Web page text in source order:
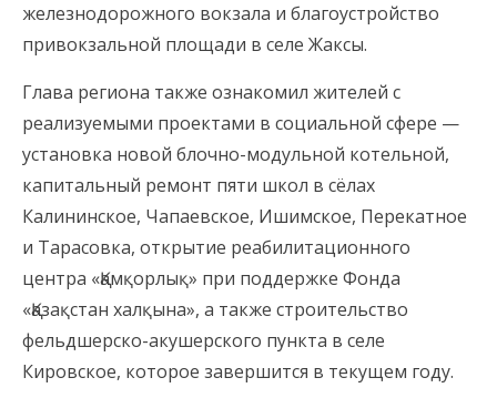
железнодорожного вокзала и благоустройство
привокзальной площади в селе Жаксы.
Глава региона также ознакомил жителей с
реализуемыми проектами в социальной сфере —
установка новой блочно-модульной котельной,
капитальный ремонт пяти школ в сёлах
Калининское, Чапаевское, Ишимское, Перекатное
и Тарасовка, открытие реабилитационного
центра «Қамқорлық» при поддержке Фонда
«Қазақстан халқына», а также строительство
фельдшерско-акушерского пункта в селе
Кировское, которое завершится в текущем году.